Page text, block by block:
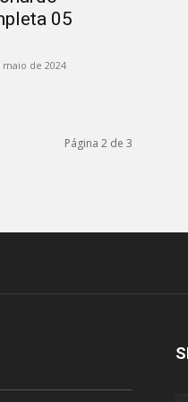
05
maio de 2024
Página 2 de 3